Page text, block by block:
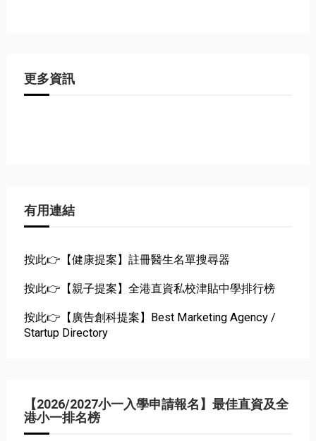
更多資訊
有用連結
按此👉【健康提案】註冊醫生名單搜尋器
按此👉【親子提案】全港直資私校津貼中學排行榜
按此👉【廣告創科提案】Best Marketing Agency /
Startup Directory
【2026/2027小一入學申請報名】最佳直資及全
港小一排名榜